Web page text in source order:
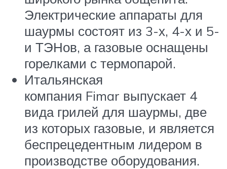
Электрические аппараты для
шаурмы состоят из 3-х, 4-х и 5-
и ТЭНов, а газовые оснащены
горелками с термопарой.
Итальянская
компания Fimar выпускает 4
вида грилей для шаурмы, две
из которых газовые, и является
беспрецедентным лидером в
производстве оборудования.